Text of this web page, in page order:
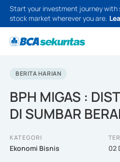
Start your investment journey with
stock market wherever you are.
BERITA HARIAN
BPH MIGAS :
DI SUMBAR
KATEGORI
Ekonomi Bisnis 02